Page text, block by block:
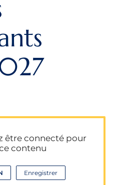
être connecté pour
contenu
Enregistrer